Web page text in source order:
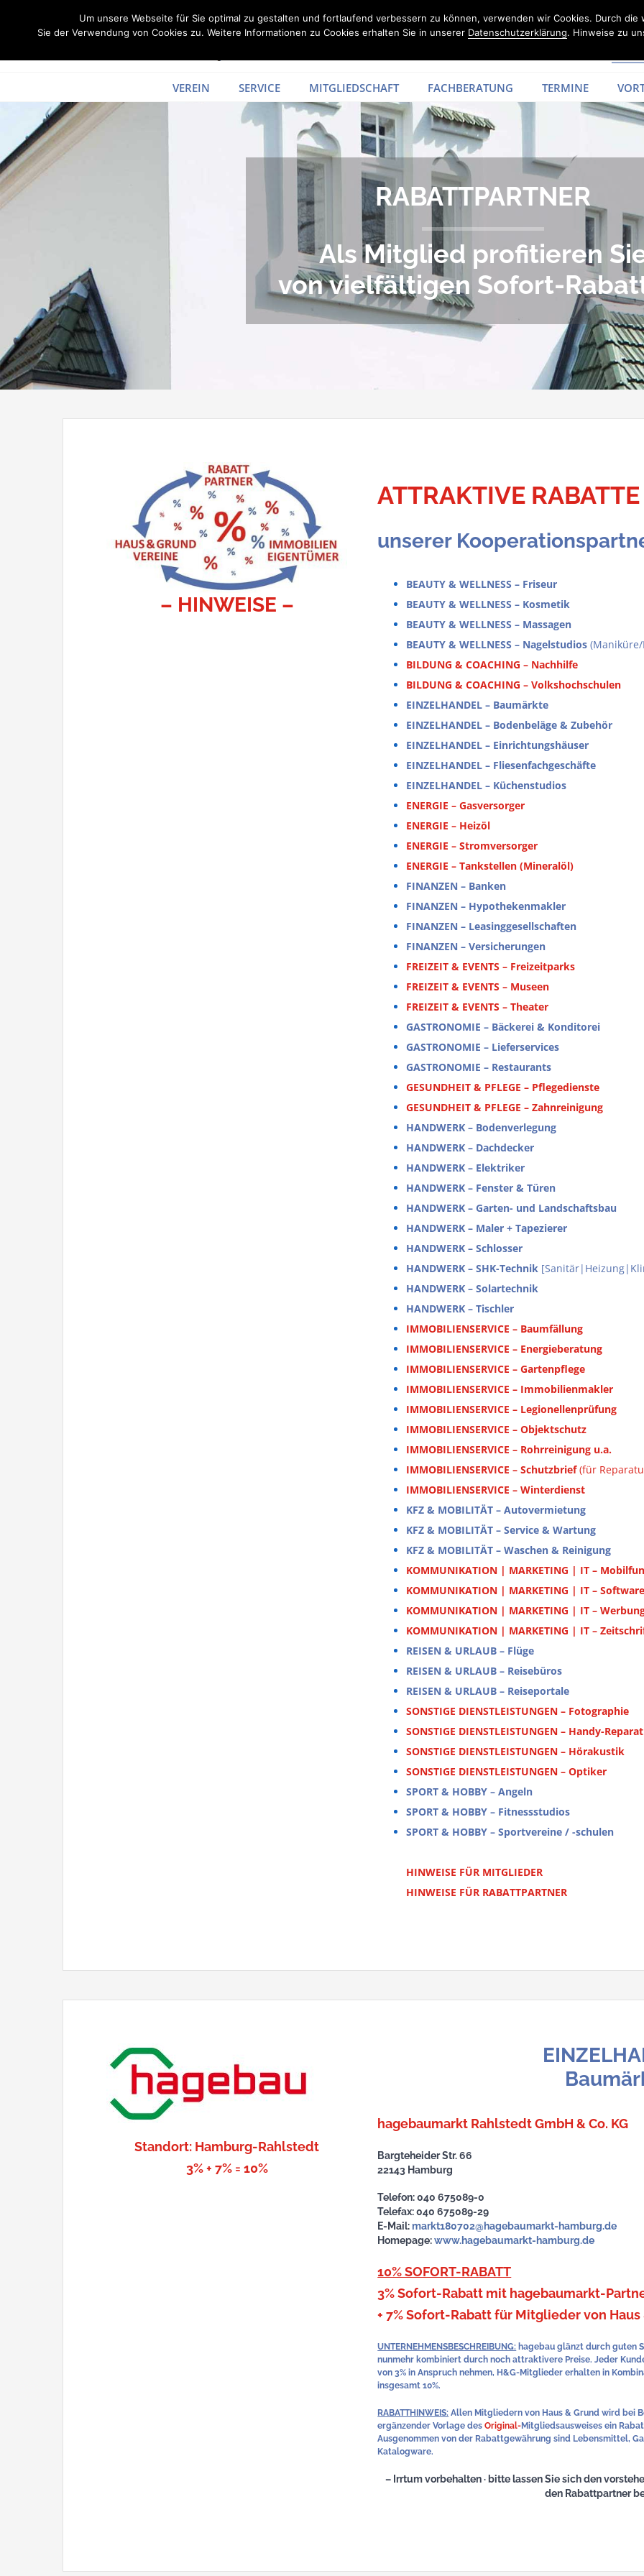
VEREIN SERVICE MITGLIEDSCHAFT FACHBERATUNG TERMINE
RABATTPARTNER
Als Mitglied profitieren
von vielfältigen Sofort-
– HINWEISE –
ATTRAKTIVE RABATTE
unserer
BEAUTY & WELLNESS – Friseur
BEAUTY & WELLNESS – Kosmetik
BEAUTY & WELLNESS – Massagen
BEAUTY & WELLNESS – Nagelstudios
BILDUNG & COACHING – Nachhilfe
BILDUNG & COACHING – Volkshochschulen
EINZELHANDEL – Baumärkte
EINZELHANDEL – Bodenbeläge & Zubehör
EINZELHANDEL – Einrichtungshäuser
EINZELHANDEL – Fliesenfachgeschäfte
EINZELHANDEL – Küchenstudios
ENERGIE – Gasversorger
ENERGIE – Heizöl
ENERGIE – Stromversorger
ENERGIE – Tankstellen (Mineralöl)
FINANZEN – Banken
FINANZEN – Hypothekenmakler
FINANZEN – Leasinggesellschaften
FINANZEN – Versicherungen
FREIZEIT & EVENTS – Freizeitparks
FREIZEIT & EVENTS – Museen
FREIZEIT & EVENTS – Theater
GASTRONOMIE – Bäckerei & Konditorei
GASTRONOMIE – Lieferservices
GASTRONOMIE – Restaurants
GESUNDHEIT & PFLEGE – Pflegedienste
GESUNDHEIT & PFLEGE – Zahnreinigung
HANDWERK – Bodenverlegung
HANDWERK – Dachdecker
HANDWERK – Elektriker
HANDWERK – Fenster & Türen
HANDWERK – Garten- und Landschaftsbau
HANDWERK – Maler + Tapezierer
HANDWERK – Schlosser
HANDWERK – SHK-Technik
HANDWERK – Solartechnik
HANDWERK – Tischler
IMMOBILIENSERVICE – Baumfällung
IMMOBILIENSERVICE – Energieberatung
IMMOBILIENSERVICE – Gartenpflege
IMMOBILIENSERVICE – Immobilienmakler
IMMOBILIENSERVICE – Legionellenprüfung
IMMOBILIENSERVICE – Objektschutz
IMMOBILIENSERVICE – Rohrreinigung u.a.
IMMOBILIENSERVICE – Schutzbrief(für
IMMOBILIENSERVICE – Winterdienst
KFZ & MOBILITÄT – Autovermietung
KFZ & MOBILITÄT – Service & Wartung
KFZ & MOBILITÄT – Waschen & Reinigung
KOMMUNIKATION | MARKETING | IT –
KOMMUNIKATION | MARKETING | IT –
KOMMUNIKATION | MARKETING | IT –
KOMMUNIKATION | MARKETING | IT –
REISEN & URLAUB – Flüge
REISEN & URLAUB – Reisebüros
REISEN & URLAUB – Reiseportale
SONSTIGE DIENSTLEISTUNGEN – Fotographie
SONSTIGE DIENSTLEISTUNGEN – Handy-
SONSTIGE DIENSTLEISTUNGEN – Hörakustik
SONSTIGE DIENSTLEISTUNGEN – Optiker
SPORT & HOBBY – Angeln
SPORT & HOBBY – Fitnessstudios
SPORT & HOBBY – Sportvereine / -schulen
HINWEISE FÜR MITGLIEDER
HINWEISE FÜR RABATTPARTNER
Standort: Hamburg-Rahlstedt
3% + 7% = 10%
hagebaumarkt Rahlstedt GmbH & Co. KG
Bargteheider Str. 66
22143 Hamburg
Telefon: 040 675089-0
Telefax: 040 675089-29
E-Mail:markt180702@hagebaumarkt-hamburg.de
Homepage:www.hagebaumarkt-hamburg.de
10% SOFORT-RABATT
3% Sofort-Rabatt mit hagebaumarkt-
+ 7% Sofort-Rabatt für Mitglieder von Haus
UNTERNEHMENSBESCHREIBUNG: hagebau glänzt durch guten
nunmehr kombiniert durch noch attraktivere Preise. Jeder
von 3% in Anspruch nehmen, H&G-Mitglieder erhalten in
insgesamt 10%.
RABATTHINWEIS: Allen Mitgliedern von Haus & Grund wird bei
ergänzender Vorlage desOriginal-Mitgliedsausweises ein
Ausgenommen von der Rabattgewährung sind Lebensmittel,
Katalogware.
– Irrtum vorbehalten · bitte lassen Sie sich den
den Rabattpartner
Um unsere Webseite für Sie optimal zu gestalten und fortlaufend verbessern zu können, verwenden wir Cookies. Durch
Sie der Verwendung von Cookies zu. Weitere Informationen zu Cookies erhalten Sie in unserer Datenschutzerklärung. Hinweise zu